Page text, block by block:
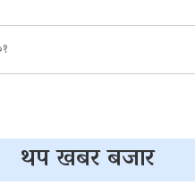
थप खबर बजार